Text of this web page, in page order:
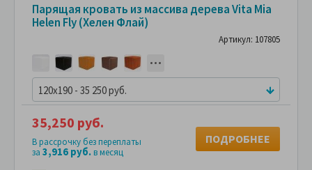
Парящая кровать из массива дерева Vita Mia
Helen Fly (Хелен Флай)
Артикул: 107805
120x190 - 35 250 руб.
35,250 руб.
В рассрочку без переплаты
за 3,916 руб.в месяц
ПОДРОБНЕЕ